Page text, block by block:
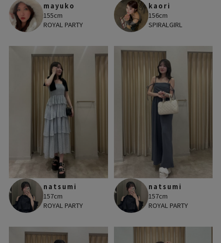
mayuko
155cm
ROYAL PARTY
kaori
156cm
SPIRALGIRL
natsumi
157cm
ROYAL PARTY
natsumi
157cm
ROYAL PARTY